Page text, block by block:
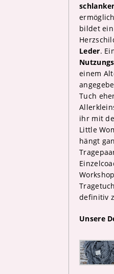
bildet
Leder.
einem
Tuch
ihr mit
Little
hängt
definitiv
Unsere